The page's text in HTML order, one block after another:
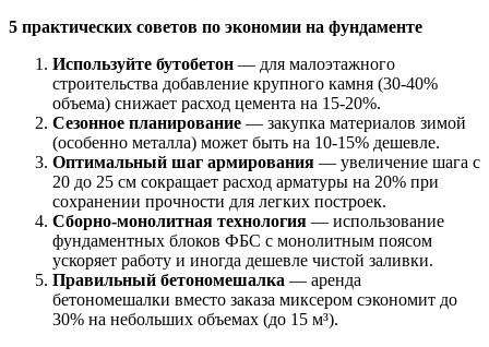
5 практических советов по экономии на фундаменте
Используйте бутобетон — для малоэтажного
строительства добавление крупного камня (30-40%
объема) снижает расход цемента на 15-20%.
Сезонное планирование — закупка материалов зимой
(особенно металла) может быть на 10-15% дешевле.
Оптимальный шаг армирования — увеличение шага с
20 до 25 см сокращает расход арматуры на 20% при
сохранении прочности для легких построек.
Сборно-монолитная технология — использование
фундаментных блоков ФБС с монолитным поясом
ускоряет работу и иногда дешевле чистой заливки.
Правильный бетономешалка — аренда
бетономешалки вместо заказа миксером сэкономит до
30% на небольших объемах (до 15 м³).